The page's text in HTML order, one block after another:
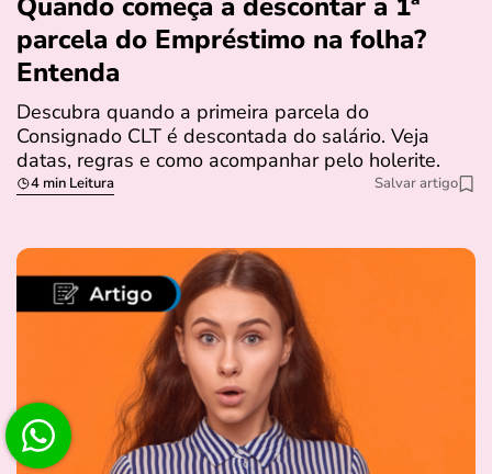
Quando começa a descontar a 1ª
parcela do Empréstimo na folha?
Entenda
Descubra quando a primeira parcela do
Consignado CLT é descontada do salário. Veja
datas, regras e como acompanhar pelo holerite.
4 min Leitura Salvar artigo